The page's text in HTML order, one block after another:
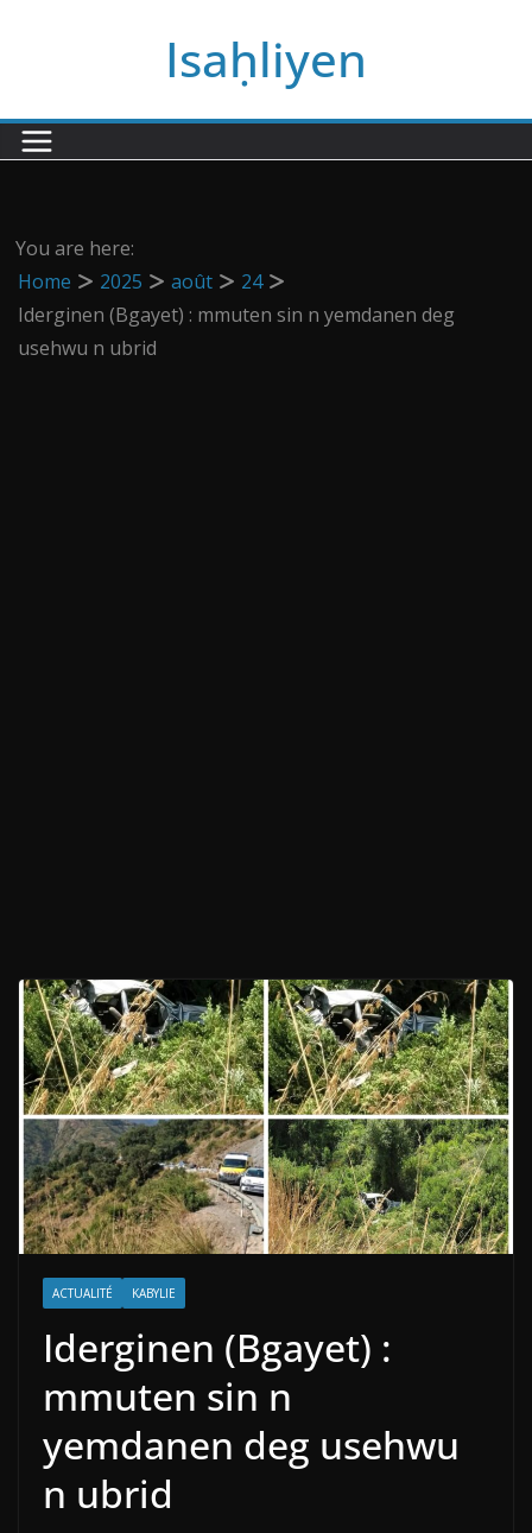
Isaḥliyen
You are here:
Home
2025 août
24
Iderginen (Bgayet) : mmuten sin n yemdanen deg
usehwu n ubrid
ACTUALITÉ KABYLIE
Iderginen (Bgayet) :
mmuten sin n
yemdanen deg usehwu
n ubrid